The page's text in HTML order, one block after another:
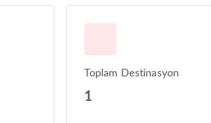
Toplam Destinasyon
1